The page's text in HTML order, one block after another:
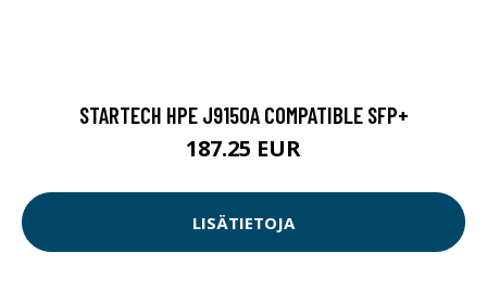
STARTECH HPE J9150A COMPATIBLE SFP+
187.25 EUR
LISÄTIETOJA